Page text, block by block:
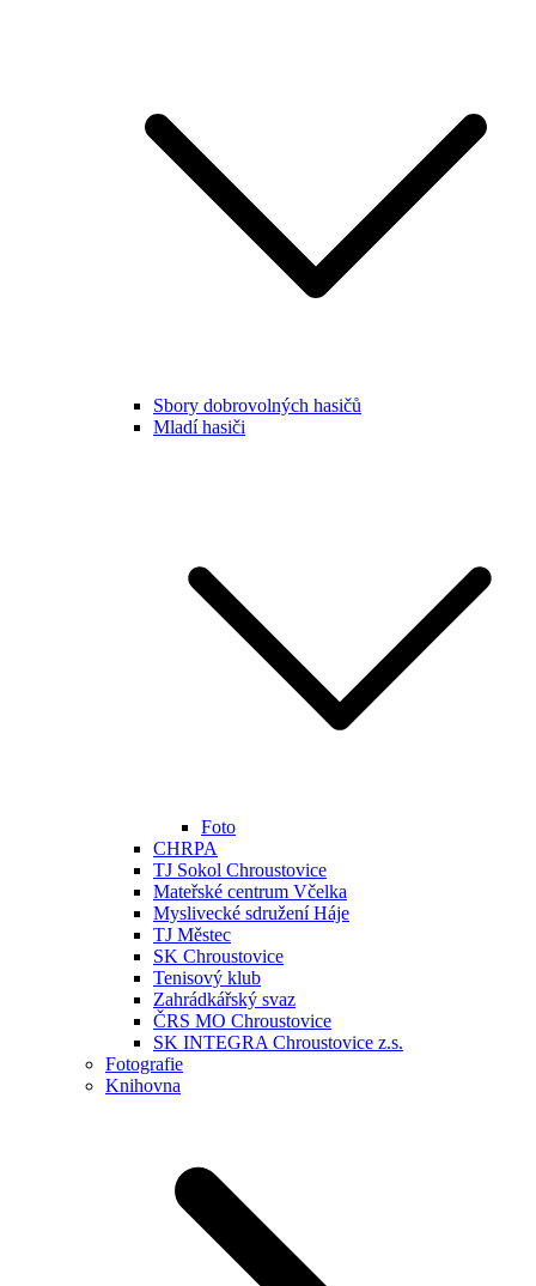
Sbory dobrovolných hasičů
Mladí hasiči
Foto
CHRPA
TJ Sokol Chroustovice
Mateřské centrum Včelka
Myslivecké sdružení Háje
TJ Městec
SK Chroustovice
Tenisový klub
Zahrádkářský svaz
ČRS MO Chroustovice
SK INTEGRA Chroustovice z.s.
Fotografie
Knihovna